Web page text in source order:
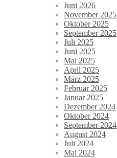
Juni 2026
November 2025
Oktober 2025
September 2025
Juli 2025
Juni 2025
Mai 2025
April 2025
März 2025
Februar 2025
Januar 2025
Dezember 2024
Oktober 2024
September 2024
August 2024
Juli 2024
Mai 2024